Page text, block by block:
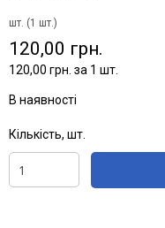
шт. (1 шт.)
120,00 грн.
120,00 грн. за 1 шт.
В наявності
Кількість, шт.